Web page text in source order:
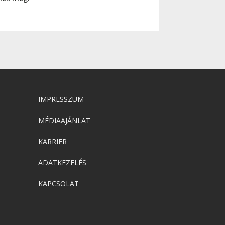
IMPRESSZUM
MÉDIAAJÁNLAT
KARRIER
ADATKEZELÉS
KAPCSOLAT